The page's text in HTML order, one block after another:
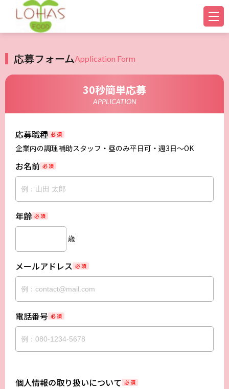
応募フォームApplication Form
30秒簡単応募
APPLICATION
応募職種 必 須
企業内の調理補助スタッフ・昼のみ平日可・週3日～OK
お名前 必 須
年齢 必 須
歳
メールアドレス 必 須
電話番号 必 須
個人情報の取り扱いについて 必 須